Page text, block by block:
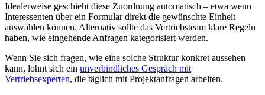
Idealerweise geschieht diese Zuordnung automatisch – etwa wenn
Interessenten über ein Formular direkt die gewünschte Einheit
auswählen können. Alternativ sollte das Vertriebsteam klare Regeln
haben, wie eingehende Anfragen kategorisiert werden.
Wenn Sie sich fragen, wie eine solche Struktur konkret aussehen
kann, lohnt sich ein unverbindliches Gespräch mit
Vertriebsexperten, die täglich mit Projektanfragen arbeiten.